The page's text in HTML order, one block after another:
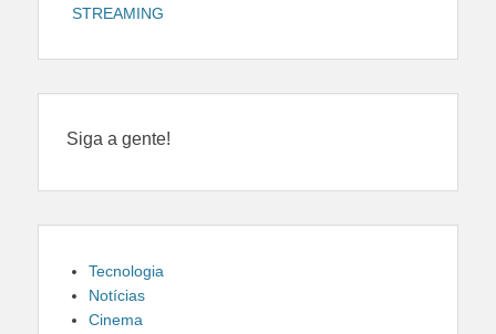
STREAMING
Siga a gente!
Tecnologia
Notícias
Cinema